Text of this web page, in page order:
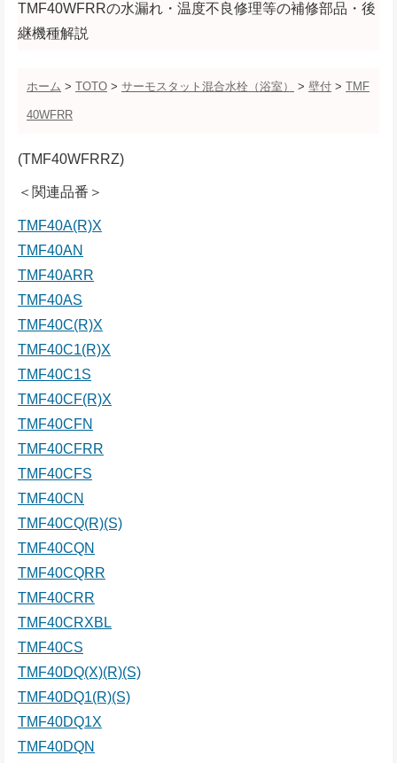
TMF40WFRRの水漏れ・温度不良修理等の補修部品・後
継機種解説
ホーム > TOTO > サーモスタット混合水栓（浴室） > 壁付 > TMF
40WFRR
(TMF40WFRRZ)
＜関連品番＞
TMF40A(R)X
TMF40AN
TMF40ARR
TMF40AS
TMF40C(R)X
TMF40C1(R)X
TMF40C1S
TMF40CF(R)X
TMF40CFN
TMF40CFRR
TMF40CFS
TMF40CN
TMF40CQ(R)(S)
TMF40CQN
TMF40CQRR
TMF40CRR
TMF40CRXBL
TMF40CS
TMF40DQ(X)(R)(S)
TMF40DQ1(R)(S)
TMF40DQ1X
TMF40DQN